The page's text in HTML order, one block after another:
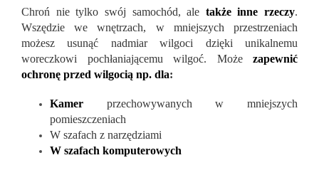
Chroń nie tylko swój samochód, ale także inne rzeczy.
Wszędzie we wnętrzach, w mniejszych przestrzeniach
możesz usunąć nadmiar wilgoci dzięki unikalnemu
woreczkowi pochłaniającemu wilgoć. Może zapewnić
ochronę przed wilgocią np. dla:
Kamer przechowywanych w mniejszych
pomieszczeniach
W szafach z narzędziami
W szafach komputerowych